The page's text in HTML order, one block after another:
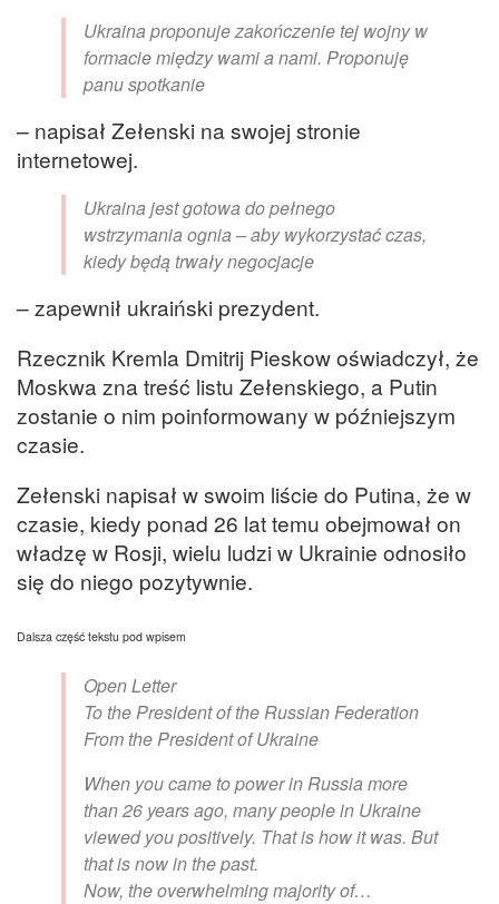
Ukraina proponuje zakończenie tej wojny w
formacie między wami a nami. Proponuję
panu spotkanie
– napisał Zełenski na swojej stronie
internetowej.
Ukraina jest gotowa do pełnego
wstrzymania ognia – aby wykorzystać czas,
kiedy będą trwały negocjacje
– zapewnił ukraiński prezydent.
Rzecznik Kremla Dmitrij Pieskow oświadczył, że
Moskwa zna treść listu Zełenskiego, a Putin
zostanie o nim poinformowany w późniejszym
czasie.
Zełenski napisał w swoim liście do Putina, że w
czasie, kiedy ponad 26 lat temu obejmował on
władzę w Rosji, wielu ludzi w Ukrainie odnosiło
się do niego pozytywnie.
Dalsza część tekstu pod wpisem
Open Letter
To the President of the Russian Federation
From the President of Ukraine
When you came to power in Russia more
than 26 years ago, many people in Ukraine
viewed you positively. That is how it was. But
that is now in the past.
Now, the overwhelming majority of…